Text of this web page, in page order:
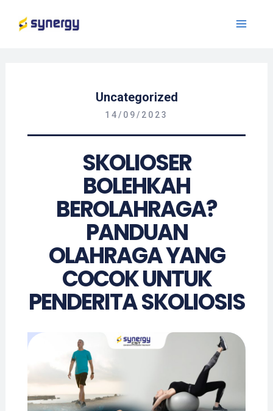
Uncategorized
14/09/2023
SKOLIOSER
BOLEHKAH
BEROLAHRAGA?
PANDUAN
OLAHRAGA YANG
COCOK UNTUK
PENDERITA SKOLIOSIS